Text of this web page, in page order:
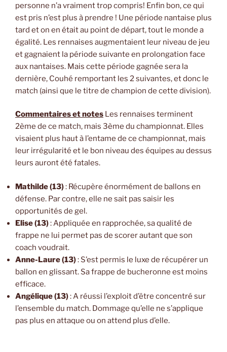
personne n’a vraiment trop compris! Enfin bon, ce qui
est pris n’est plus à prendre ! Une période nantaise plus
tard et on en était au point de départ, tout le monde a
égalité. Les rennaises augmentaient leur niveau de jeu
et gagnaient la période suivante en prolongation face
aux nantaises. Mais cette période gagnée sera la
dernière, Couhé remportant les 2 suivantes, et donc le
match (ainsi que le titre de champion de cette division).
Commentaires et notes Les rennaises terminent
2ème de ce match, mais 3ème du championnat. Elles
visaient plus haut à l’entame de ce championnat, mais
leur irrégularité et le bon niveau des équipes au dessus
leurs auront été fatales.
Mathilde (13): Récupère énormément de ballons en
défense. Par contre, elle ne sait pas saisir les
opportunités de gel.
Elise (13): Appliquée en rapprochée, sa qualité de
frappe ne lui permet pas de scorer autant que son
coach voudrait.
Anne-Laure (13): S’est permis le luxe de récupérer un
ballon en glissant. Sa frappe de bucheronne est moins
efficace.
Angélique (13): A réussi l’exploit d’être concentré sur
l’ensemble du match. Dommage qu’elle ne s’applique
pas plus en attaque ou on attend plus d’elle.